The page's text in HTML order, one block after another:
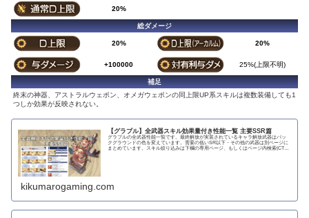
20%
総ダメージ
20% 20%
+100000 25%(上限不明)
補足
終末の神器、アストラルウェポン、オメガウェポンの同上限UP系スキルは複数装備しても1
つしか効果が反映されない。
【グラブル】全武器スキル効果量付き性能一覧 主要SSR篇
グラブルの全武器性能一覧です。最終解放が実装されているキャラ解放武器はバッ
クグラウンドの色を変えています。需要の低いSR以下・その他の武器は別ページに
まとめています。スキル絞り込みは下欄の専用ページ、もしくはページ内検索(CTRL
kikumarogaming.com